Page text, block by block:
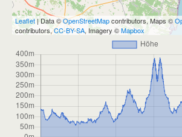
Leaflet | Data ©OpenStreetMapcontributors, Maps ©
contributors,CC-BY-SA, Imagery ©Mapbox